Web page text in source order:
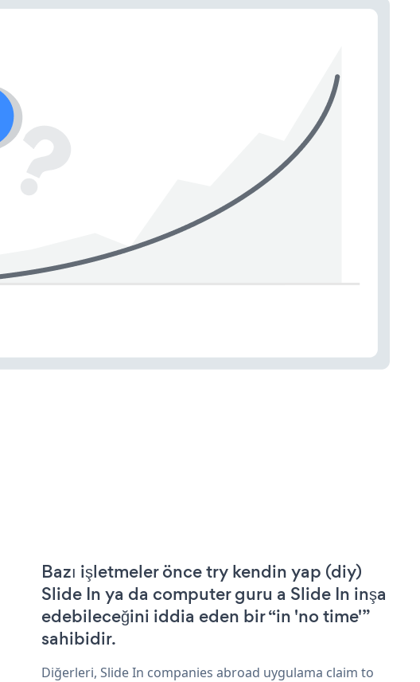
Bazı işletmeler önce try kendin yap (diy)
Slide In ya da computer guru a Slide In inşa
edebileceğini iddia eden bir “in 'no time'”
sahibidir.
Diğerleri, Slide In companies abroad uygulama claim to